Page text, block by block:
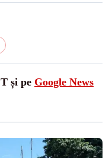
și pe Google News